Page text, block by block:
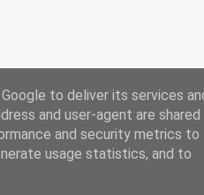
to deliver its services
and user-agent are shared
and security metrics to
usage statistics, and to